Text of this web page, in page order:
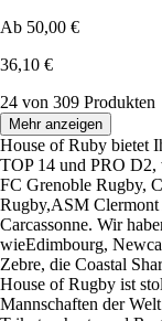
Ab 50,00 €
36,10 €
24 von 309 Produkten
Mehr anzeigen
House of Ruby bietet
TOP 14 und PRO D2,
FC Grenoble Rugby,
Rugby,ASM
Carcassonne. Wir
wieEdimbourg,
Zebre, die Coastal
House of Rugby ist
Mannschaften der